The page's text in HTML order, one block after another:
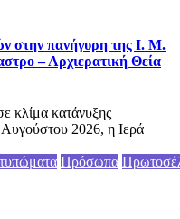
στην πανήγυρη της Ι. Μ.
– Αρχιερατική Θεία
κλίμα κατάνυξης
2026, η Ιερά
Πρόσωπα